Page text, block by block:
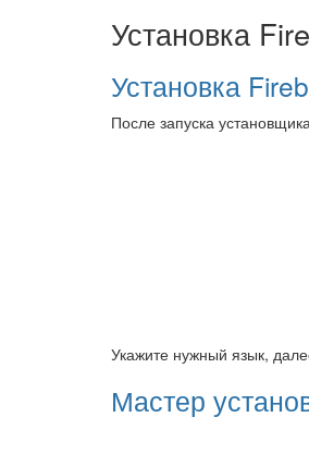
Установка
Установка
После запуска
Укажите нужный язык,
Мастер